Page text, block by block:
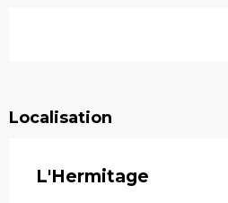
Localisation
L'Hermitage